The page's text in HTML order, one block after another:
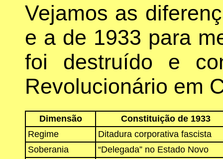
Vejamos as
e a de 1933 para
foi destruído e
Revolucionário em
Dimensão
Constituição de 1933
Regime
Ditadura corporativa fascista
Soberania
“Delegada” no Estado Novo